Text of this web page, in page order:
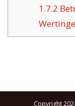
1.7.2
Copyright